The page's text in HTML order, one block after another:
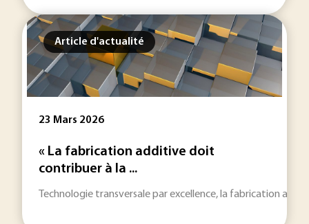
Article d'actualité
23 Mars 2026
« La fabrication additive doit
contribuer à la ...
Technologie transversale par excellence, la fabrication